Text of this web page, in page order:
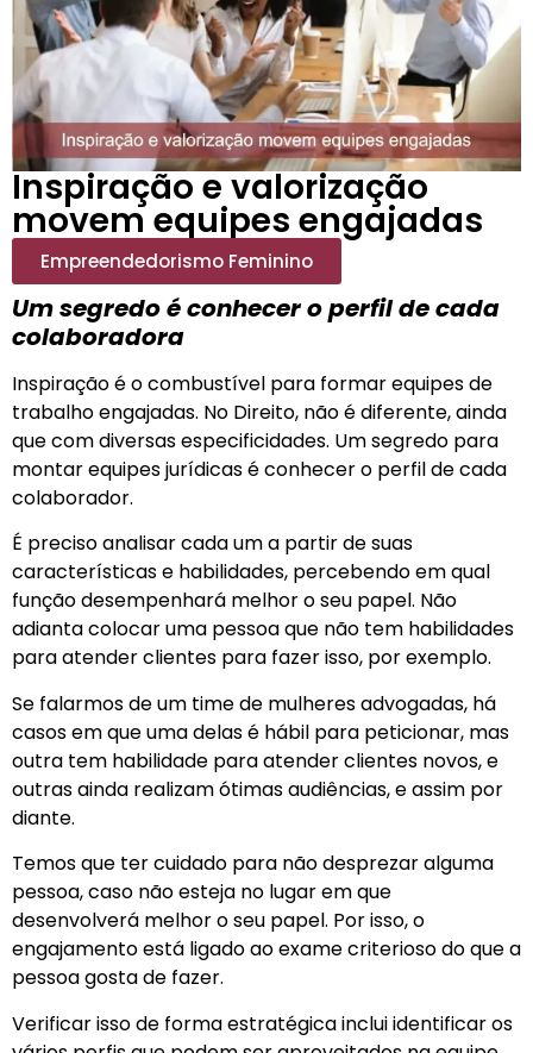
Inspiração e valorização
movem equipes engajadas
Empreendedorismo Feminino
Um segredo é conhecer o perfil de cada
colaboradora
Inspiração é o combustível para formar equipes de
trabalho engajadas. No Direito, não é diferente, ainda
que com diversas especificidades. Um segredo para
montar equipes jurídicas é conhecer o perfil de cada
colaborador.
É preciso analisar cada um a partir de suas
características e habilidades, percebendo em qual
função desempenhará melhor o seu papel. Não
adianta colocar uma pessoa que não tem habilidades
para atender clientes para fazer isso, por exemplo.
Se falarmos de um time de mulheres advogadas, há
casos em que uma delas é hábil para peticionar, mas
outra tem habilidade para atender clientes novos, e
outras ainda realizam ótimas audiências, e assim por
diante.
Temos que ter cuidado para não desprezar alguma
pessoa, caso não esteja no lugar em que
desenvolverá melhor o seu papel. Por isso, o
engajamento está ligado ao exame criterioso do que a
pessoa gosta de fazer.
Verificar isso de forma estratégica inclui identificar os